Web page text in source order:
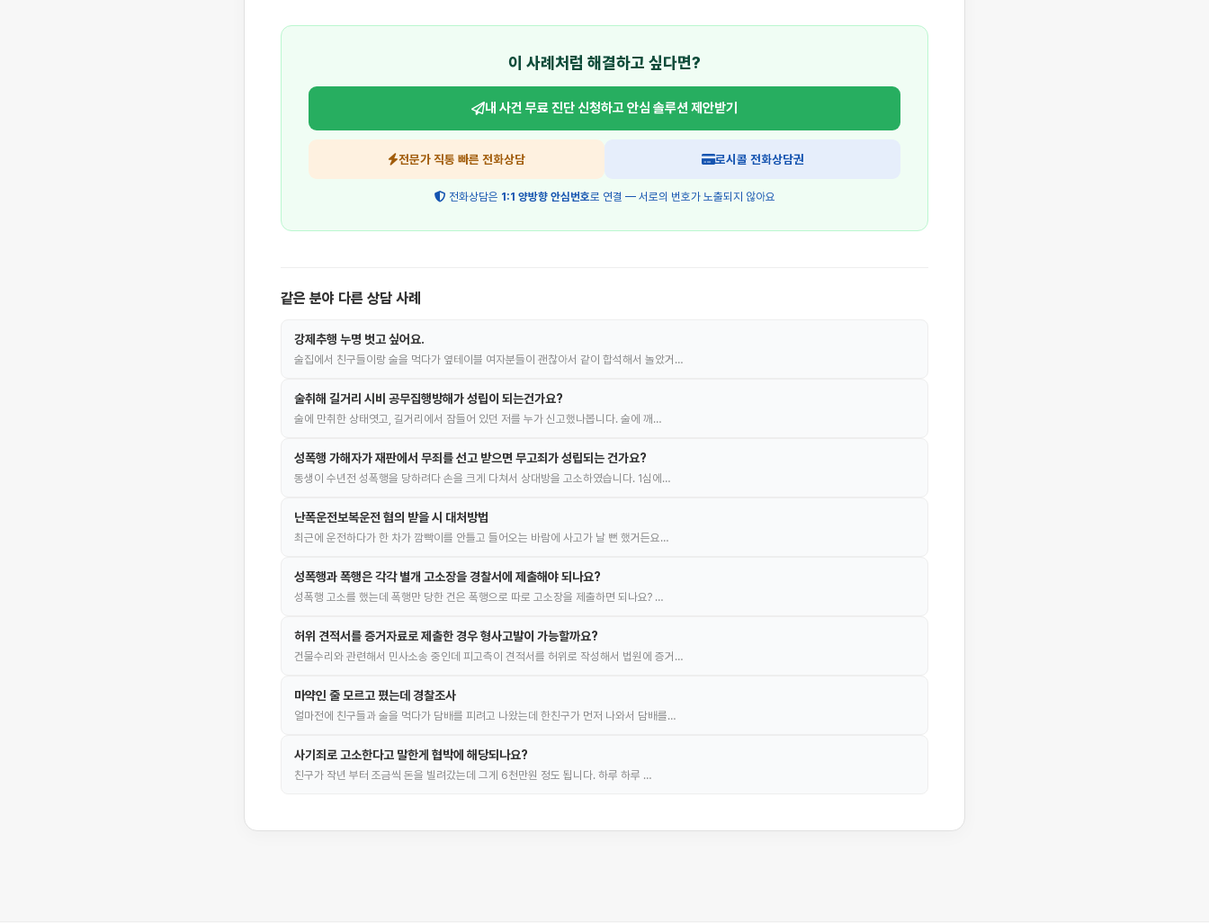
이 사례처럼 해결하고 싶다면?
내 사건 무료 진단 신청하고안심 솔루션 제안받기
전문가 직통 빠른 전화상담 로시콜 전화상담권
전화상담은 1:1 양방향 안심번호로 연결 — 서로의 번호가 노출되지 않아요
같은 분야 다른 상담 사례
강제추행 누명 벗고 싶어요.
술집에서 친구들이랑 술을 먹다가 옆테이블 여자분들이 괜찮아서 같이 합석해서 놀았거…
술취해 길거리 시비 공무집행방해가 성립이 되는건가요?
술에 만취한 상태엿고, 길거리에서 잠들어 있던 저를 누가 신고했나봅니다. 술에 깨…
성폭행 가해자가 재판에서 무죄를 선고 받으면 무고죄가 성립되는 건가요?
동생이 수년전 성폭행을 당하려다 손을 크게 다쳐서 상대방을 고소하였습니다. 1심에…
난폭운전보복운전 혐의 받을 시 대처방법
최근에 운전하다가 한 차가 깜빡이를 안틀고 들어오는 바람에 사고가 날 뻔 했거든요…
성폭행과 폭행은 각각 별개 고소장을 경찰서에 제출해야 되나요?
성폭행 고소를 했는데 폭행만 당한 건은 폭행으로 따로 고소장을 제출하면 되나요? …
허위 견적서를 증거자료로 제출한 경우 형사고발이 가능할까요?
건물수리와 관련해서 민사소송 중인데 피고측이 견적서를 허위로 작성해서 법원에 증거…
마약인 줄 모르고 폈는데 경찰조사
얼마전에 친구들과 술을 먹다가 담배를 피려고 나왔는데 한친구가 먼저 나와서 담배를…
사기죄로 고소한다고 말한게 협박에 해당되나요?
친구가 작년 부터 조금씩 돈을 빌려갔는데 그게 6천만원 정도 됩니다. 하루 하루 …